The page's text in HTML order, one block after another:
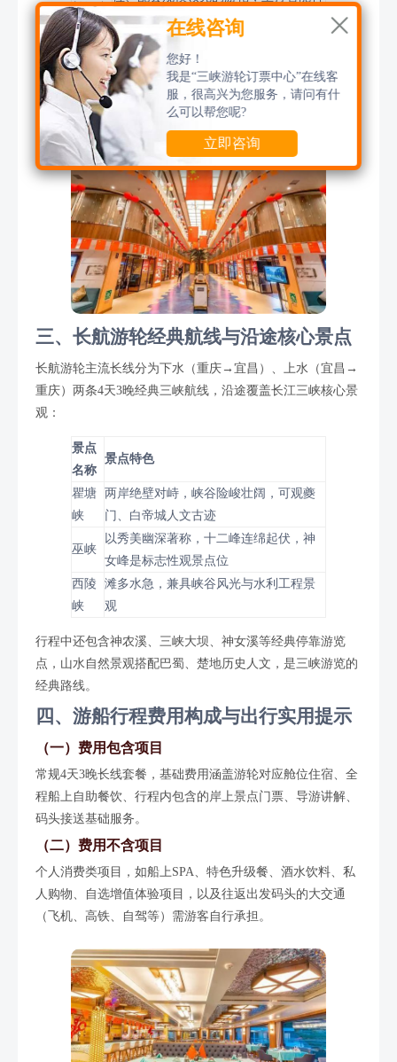
长江叁
号
技、低碳环保理念，公共休闲空间宽
敞，餐饮、休闲、康养配套齐全，综合
体验优势突出
除三峡长线航线外，长航游轮还运营重庆两江夜游短途游船
产品，覆盖长短途多种长江游览需求。
三、长航游轮经典航线与沿途核心景点
长航游轮主流长线分为下水（重庆→宜昌）、上水（宜昌→
重庆）两条4天3晚经典三峡航线，沿途覆盖长江三峡核心景
观：
景点
名称
景点特色
瞿塘
峡
两岸绝壁对峙，峡谷险峻壮阔，可观夔
门、白帝城人文古迹
巫峡
以秀美幽深著称，十二峰连绵起伏，神
女峰是标志性观景点位
西陵
峡
滩多水急，兼具峡谷风光与水利工程景
观
行程中还包含神农溪、三峡大坝、神女溪等经典停靠游览
点，山水自然景观搭配巴蜀、楚地历史人文，是三峡游览的
经典路线。
四、游船行程费用构成与出行实用提示
（一）费用包含项目
常规4天3晚长线套餐，基础费用涵盖游轮对应舱位住宿、全
程船上自助餐饮、行程内包含的岸上景点门票、导游讲解、
码头接送基础服务。
（二）费用不含项目
个人消费类项目，如船上SPA、特色升级餐、酒水饮料、私
人购物、自选增值体验项目，以及往返出发码头的大交通
（飞机、高铁、自驾等）需游客自行承担。

在线咨询
您好！
我是“三峡游轮订票中心”在线客
服，很高兴为您服务，请问有什
么可以帮您呢?
立即咨询